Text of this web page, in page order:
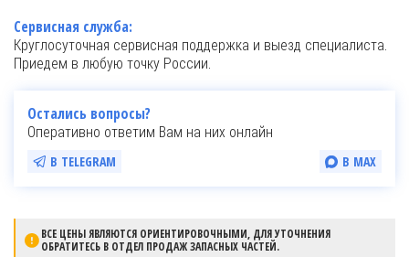
Сервисная служба:
Круглосуточная сервисная поддержка и выезд специалиста.
Приедем в любую точку России.
Остались вопросы?
Оперативно ответим Вам на них онлайн
В TELEGRAM В MAX
ВСЕ ЦЕНЫ ЯВЛЯЮТСЯ ОРИЕНТИРОВОЧНЫМИ, ДЛЯ УТОЧНЕНИЯ
ОБРАТИТЕСЬ В ОТДЕЛ ПРОДАЖ ЗАПАСНЫХ ЧАСТЕЙ.